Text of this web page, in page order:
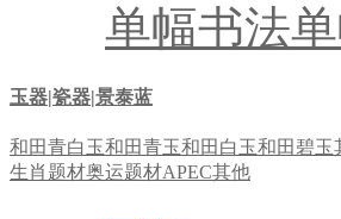
单幅书法
玉器|瓷器|景泰蓝
和田青白玉和田青玉和田白玉和田碧玉
生肖题材奥运题材APEC其他